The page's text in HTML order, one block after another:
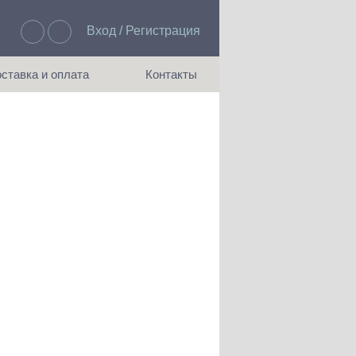
Вход / Регистрация
и оплата Контакты